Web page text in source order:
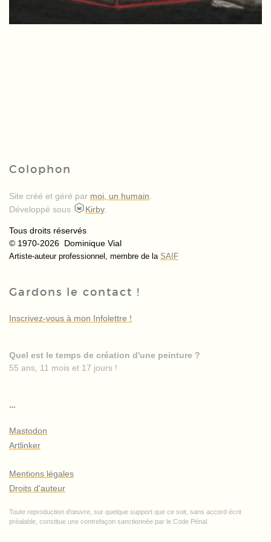
Colophon
Site créé et géré par moi, un humain
Développé sous
Kirby.
Tous droits réservés
© 1970-2026 Dominique Vial
Artiste-auteur professionnel, membre de la SAIF
Gardons le contact !
Inscrivez-vous à mon Infolettre !
Quel est le temps de création d'une peinture ?
55 ans, 11 mois et 17 jours !
…
Mastodon
Artlinker
Mentions légales
Droits d'auteur
Toute reproduction d'œuvre, sur quelque support que ce soit, sans accord écrit
préalable, constitue une contrefaçon sanctionnée par le Code Pénal.